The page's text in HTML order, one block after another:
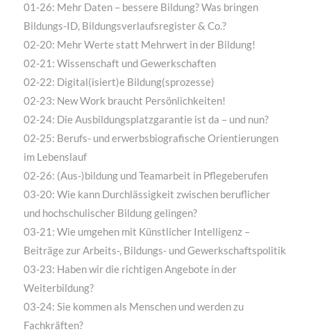
01-26: Mehr Daten – bessere Bildung? Was bringen
Bildungs-ID, Bildungsverlaufsregister & Co.?
02-20: Mehr Werte statt Mehrwert in der Bildung!
02-21: Wissenschaft und Gewerkschaften
02-22: Digital(isiert)e Bildung(sprozesse)
02-23: New Work braucht Persönlichkeiten!
02-24: Die Ausbildungsplatzgarantie ist da – und nun?
02-25: Berufs- und erwerbsbiografische Orientierungen
im Lebenslauf
02-26: (Aus-)bildung und Teamarbeit in Pflegeberufen
03-20: Wie kann Durchlässigkeit zwischen beruflicher
und hochschulischer Bildung gelingen?
03-21: Wie umgehen mit Künstlicher Intelligenz –
Beiträge zur Arbeits-, Bildungs- und Gewerkschaftspolitik
03-23: Haben wir die richtigen Angebote in der
Weiterbildung?
03-24: Sie kommen als Menschen und werden zu
Fachkräften?